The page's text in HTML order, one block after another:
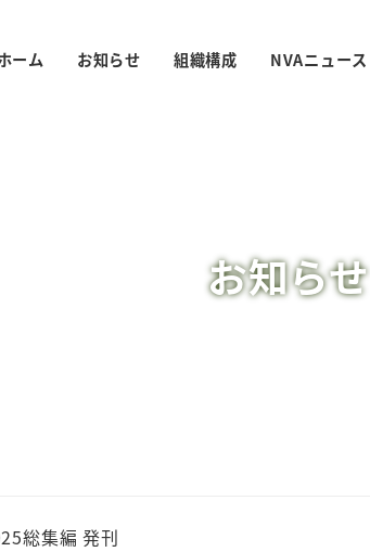
ーム お知らせ 組織構成 NVAニュース
お知らせ
総集編 発刊